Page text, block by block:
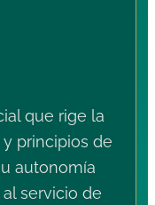
que rige la
principios de
autonomía
servicio de